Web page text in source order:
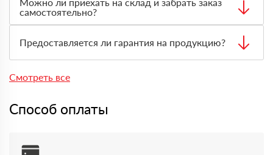
с учётом адреса, объёма заказа, типа материала и
необходимого транспорта.
самостоятельно?
оформить заявку через менеджера, чтобы товар
подготовили к выдаче.
Предоставляется ли гарантия на продукцию?
запросу предоставляются документы, подтверждающие
Смотреть все
Способ оплаты